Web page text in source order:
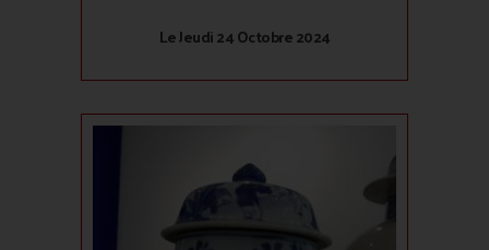
Le Jeudi 24 Octobre 2024